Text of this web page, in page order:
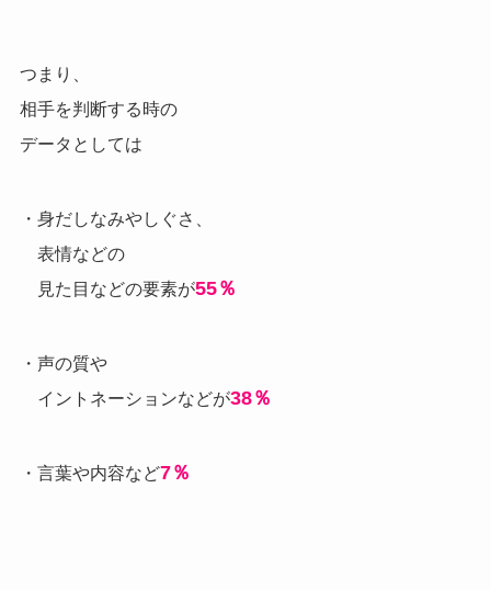
つまり、
相手を判断する時の
データとしては
・身だしなみやしぐさ、
表情などの
見た目などの要素が55％
・声の質や
イントネーションなどが38％
・言葉や内容など7％